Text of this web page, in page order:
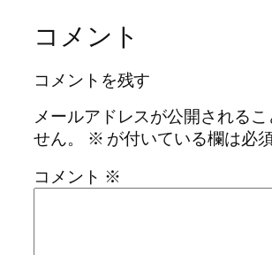
コメント
コメントを残す
メールアドレスが公開されるこ
せん。
※ が付いている欄は必
コメント ※